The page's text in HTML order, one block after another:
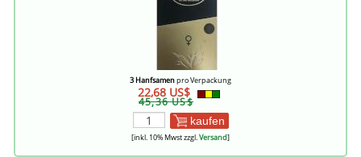
3 Hanfsamenpro Verpackung
22,68 US$
45,36 US$
kaufen
[inkl. 10% Mwst zzgl.Versand]